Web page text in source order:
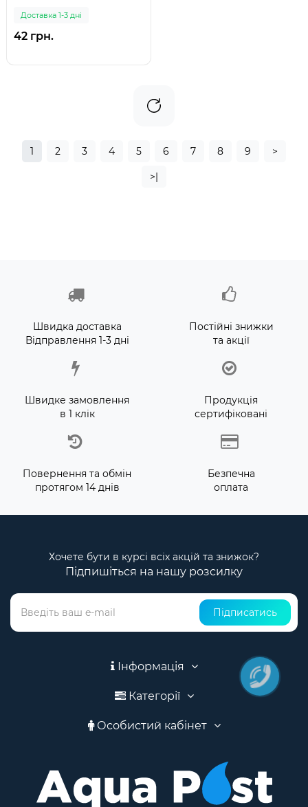
Доставка 1-3 дні
42 грн.
1 2 3 4 5 6 7 8 9 >
>|
Швидка доставка
Відправлення 1-3 дні
Постійні знижки
та акції
Швидке замовлення
в 1 клік
Продукція
сертифіковані
Повернення та обмін
протягом 14 днів
Безпечна
оплата
Хочете бути в курсі всіх акцій та знижок?
Підпишіться на нашу розсилку
Підписатись
Інформація
Категорії
Особистий кабінет